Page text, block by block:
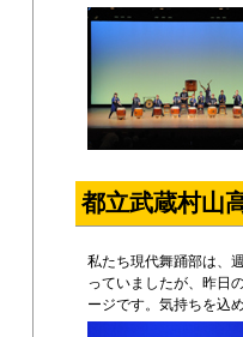
都立武蔵村山
私たち現代舞踊部は、
っていましたが、昨日
ージです。気持ちを込